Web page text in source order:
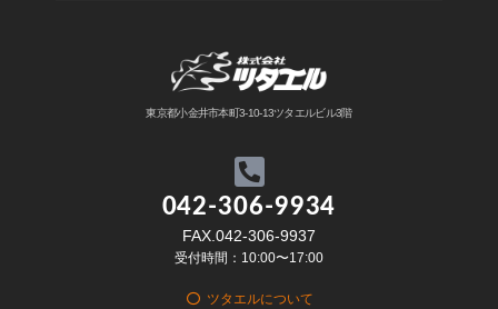
東京都小金井市本町3-10-13ツタエルビル3階
042-306-9934
FAX.042-306-9937
受付時間：10:00〜17:00
ツタエルについて